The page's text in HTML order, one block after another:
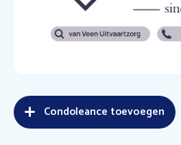
Condoleance toevoegen